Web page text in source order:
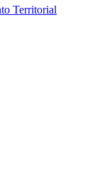
Territorial